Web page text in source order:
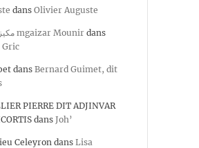
dans Olivier Auguste
مكيزر منير mgaizar Mounir dans
Gric
dans Bernard Guimet, dit
PIERRE DIT ADJINVAR
dans Joh’
Celeyron dans Lisa